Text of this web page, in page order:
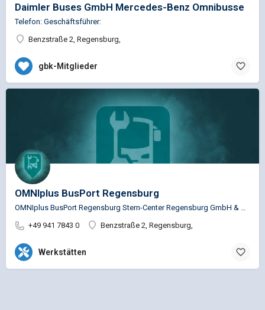
Daimler Buses GmbH Mercedes-Benz Omnibusse
Telefon: Geschäftsführer:
Benzstraße 2, Regensburg,
gbk-Mitglieder
OMNIplus BusPort Regensburg
+49 941 7843 0
Benzstraße 2, Regensburg,
Werkstätten